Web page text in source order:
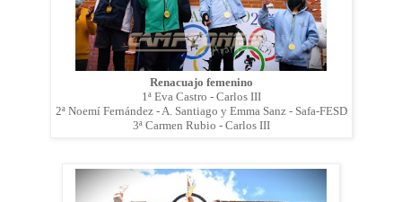
Renacuajo femenino
1ª Eva Castro - Carlos III
2ª Noemí Fernández - A. Santiago y Emma Sanz - Safa-FESD
3ª Carmen Rubio - Carlos III